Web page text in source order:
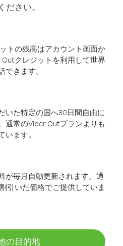
ださい。
トの残高はアカウント画面か
クレジットを利用して世界
きます。
いた特定の国へ30日間自由に
通常のViber Outプランよりも
ます。
が毎月自動更新されます。通
引いた価格でご提供していま
の目的地